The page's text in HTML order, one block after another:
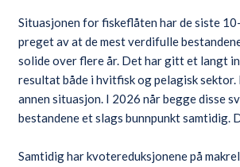
Situasjonen for fiskeflåten har de siste
preget av at de mest verdifulle
solide over flere år. Det har gitt et langt
resultat både i hvitfisk og pelagisk sektor.
annen situasjon. I 2026 når begge disse
bestandene et slags bunnpunkt samtidig.
Samtidig har kvotereduksjonene på